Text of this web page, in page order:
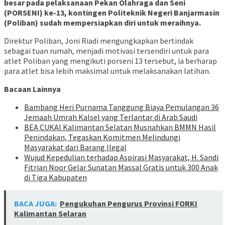
besar pada pelaksanaan Pekan Olahraga dan Seni
(PORSENI) ke-13, kontingen Politeknik Negeri Banjarmasin
(Poliban) sudah mempersiapkan diri untuk meraihnya.
Direktur Poliban, Joni Riadi mengungkapkan bertindak
sebagai tuan rumah, menjadi motivasi tersendiri untuk para
atlet Poliban yang mengikuti porseni 13 tersebut, ia berharap
para atlet bisa lebih maksimal untuk melaksanakan latihan.
Bacaan Lainnya
Bambang Heri Purnama Tanggung Biaya Pemulangan 36
Jemaah Umrah Kalsel yang Terlantar di Arab Saudi
BEA CUKAI Kalimantan Selatan Musnahkan BMMN Hasil
Penindakan, Tegaskan Komitmen Melindungi
Masyarakat dari Barang Ilegal
Wujud Kepedulian terhadap Aspirasi Masyarakat, H. Sandi
Fitrian Noor Gelar Sunatan Massal Gratis untuk 300 Anak
di Tiga Kabupaten
BACA JUGA: Pengukuhan Pengurus Provinsi FORKI
Kalimantan Selaran